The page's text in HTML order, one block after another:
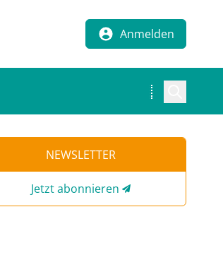
Anmelden
NEWSLETTER
Jetzt abonnieren